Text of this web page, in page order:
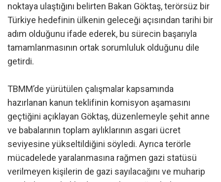
noktaya ulaştığını belirten Bakan Göktaş, terörsüz bir
Türkiye hedefinin ülkenin geleceği açısından tarihi bir
adım olduğunu ifade ederek, bu sürecin başarıyla
tamamlanmasının ortak sorumluluk olduğunu dile
getirdi.
TBMM’de yürütülen çalışmalar kapsamında
hazırlanan kanun teklifinin komisyon aşamasını
geçtiğini açıklayan Göktaş, düzenlemeyle şehit anne
ve babalarının toplam aylıklarının asgari ücret
seviyesine yükseltildiğini söyledi. Ayrıca terörle
mücadelede yaralanmasına rağmen gazi statüsü
verilmeyen kişilerin de gazi sayılacağını ve muharip